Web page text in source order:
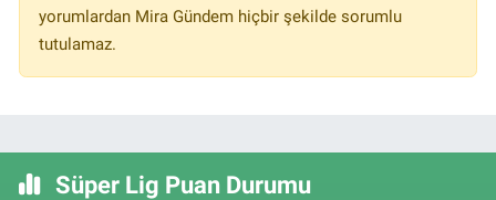
yorumlardan Mira Gündem hiçbir şekilde sorumlu
tutulamaz.
Süper Lig Puan Durumu